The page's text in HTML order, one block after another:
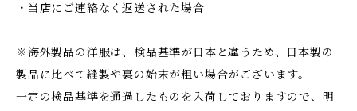
・当店にご連絡なく返送された場合
※海外製品の洋服は、検品基準が日本と違うため、日本製の
製品に比べて縫製や裏の始末が粗い場合がございます。
一定の検品基準を通過したものを入荷しておりますので、明